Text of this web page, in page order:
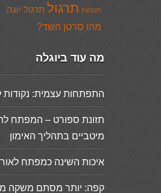
תנוחות תרגול תרגול יוגה
מהו סרטן השד?
מה עוד ביוגלה
התפתחות עצמית:
תזונת ספורט – המפתח
מיטביים בתהליך האימון
איכות השינה כמפתח
קפה: יותר מסתם משקה